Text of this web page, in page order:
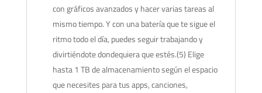
con gráficos avanzados y hacer varias tareas al
mismo tiempo. Y con una batería que te sigue el
ritmo todo el día, puedes seguir trabajando y
divirtiéndote dondequiera que estés.(5) Elige
hasta 1 TB de almacenamiento según el espacio
que necesites para tus apps, canciones,